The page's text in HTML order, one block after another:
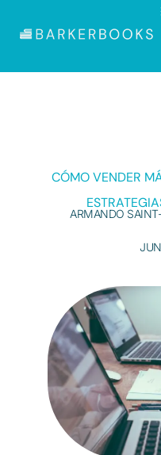
CÓMO VENDER
ARMANDO